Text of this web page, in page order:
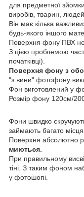
для предметної
виробів, тварин,
Він має кілька
будь-якого іншого
Поверхня фону ПВХ не
З цією проблемою
початківці).
Поверхня фону з
"з вини" фотофону
Фон виготовлений у
Розмір фону 120см/
Фони швидко
займають багато місця.
Поверхня абсолютно
миються.
При правильному
тіні. З таким фоном
у фотошопі.